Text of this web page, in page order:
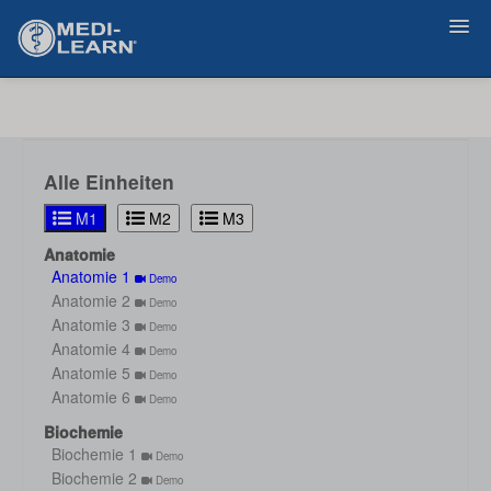
Alle Einheiten
M1 M2
M3
Anatomie
Anatomie 1
Demo
Anatomie 2 Demo
Anatomie 3 Demo
Anatomie 4 Demo
Anatomie 5 Demo
Anatomie 6 Demo
Biochemie
Biochemie 1
Demo
Biochemie 2 Demo